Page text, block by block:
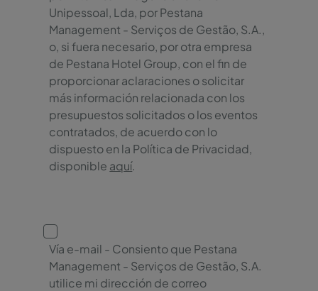
Unipessoal, Lda, por Pestana
Management - Serviços de Gestão, S.A.,
o, si fuera necesario, por otra empresa
de Pestana Hotel Group, con el fin de
proporcionar aclaraciones o solicitar
más información relacionada con los
presupuestos solicitados o los eventos
contratados, de acuerdo con lo
dispuesto en la Política de Privacidad,
disponible aquí.
Vía e-mail - Consiento que Pestana
Management - Serviços de Gestão, S.A.
utilice mi dirección de correo